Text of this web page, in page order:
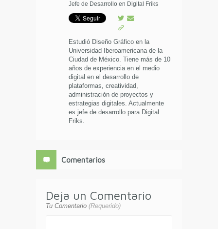
Jefe de Desarrollo en Digital Friks
Estudió Diseño Gráfico en la
Universidad Iberoamericana de la
Ciudad de México. Tiene más de 10
años de experiencia en el medio
digital en el desarrollo de
plataformas, creatividad,
administración de proyectos y
estrategias digitales. Actualmente
es jefe de desarrollo para Digital
Friks.
Comentarios
Deja un Comentario
Tu Comentario (Requerido)